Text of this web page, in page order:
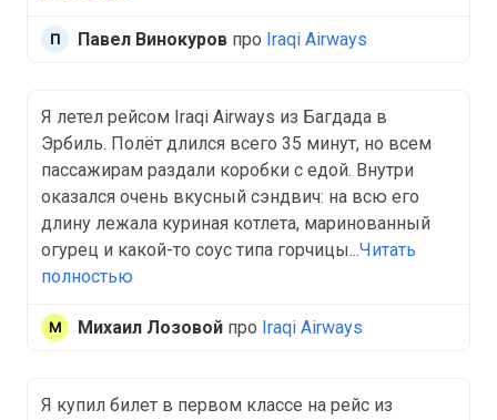
Павел Винокуров про Iraqi Airways
Я летел рейсом Iraqi Airways из Багдада в
Эрбиль. Полёт длился всего 35 минут, но всем
пассажирам раздали коробки с едой. Внутри
оказался очень вкусный сэндвич: на всю его
длину лежала куриная котлета, маринованный
огурец и какой-то соус типа горчицы...Читать
полностью
Михаил Лозовой про Iraqi Airways
Я купил билет в первом классе на рейс из